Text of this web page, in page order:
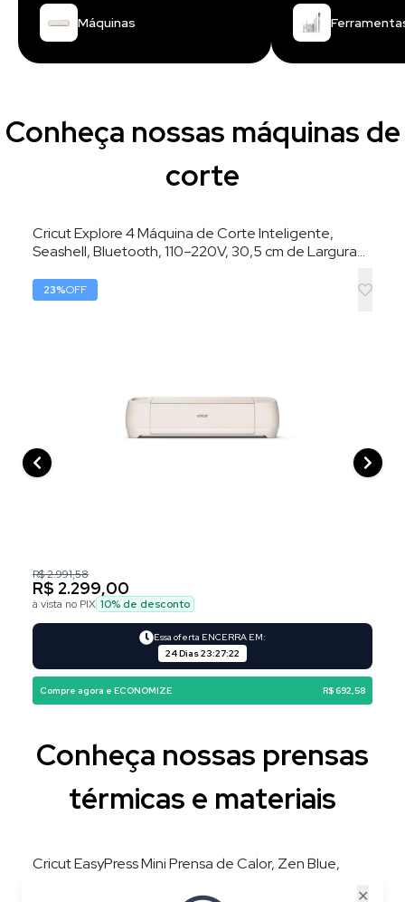
✕
Máquinas
Conheça nossas máquinas de
corte
Cricut Explore 4 Máquina de Corte Inteligente,
Seashell, Bluetooth, 110–220V, 30,5 cm de Largura
23%OFF
R$ 2.991,58
R$ 2.299,00
à vista no PIX 10% de desconto
Essa oferta ENCERRA EM:
24 Dias 23:27:21
Compre agora e ECONOMIZE R$ 692,58
Conheça nossas prensas
térmicas e materiais
Cricut EasyPress Mini Prensa de Calor, Zen Blue,